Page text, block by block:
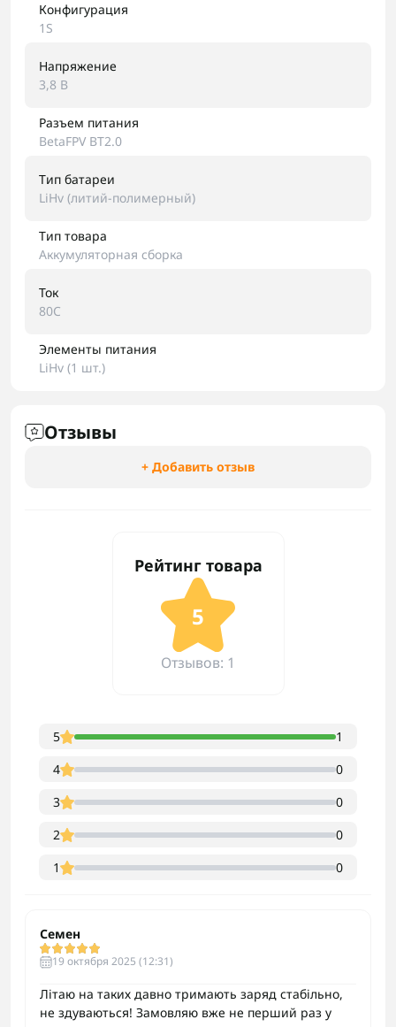
Конфигурация
1S
Напряжение
3,8 В
Разъем питания
BetaFPV BT2.0
Тип батареи
LiHv (литий-полимерный)
Тип товара
Аккумуляторная сборка
Ток
80C
Элементы питания
LiHv (1 шт.)
Отзывы
+ Добавить отзыв
Рейтинг товара
5
Отзывов: 1
5
1
4
0
3
0
2
0
1
0
Семен
19 октября 2025 (12:31)
Літаю на таких давно тримають заряд стабільно,
не здуваються! Замовляю вже не перший раз у